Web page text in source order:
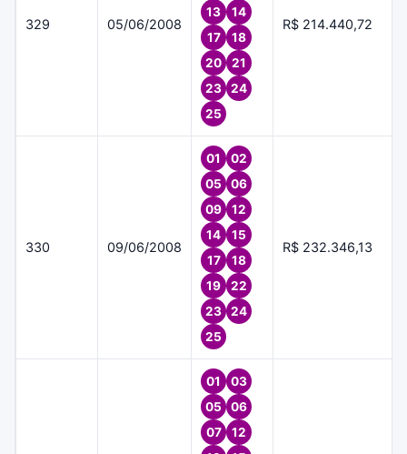
329 05/06/2008
13
14
17
18
20
21
23
24
25
R$ 214.440,72
330 09/06/2008
01
02
05
06
09
12
14
15
17
18
19
22
23
24
25
R$ 232.346,13
01
03
05
06
07
12